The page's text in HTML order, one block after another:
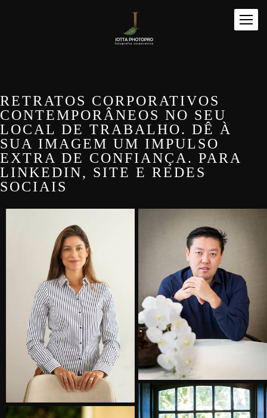
RETRATOS CORPORATIVOS
CONTEMPORÂNEOS NO SEU
LOCAL DE TRABALHO. DÊ À
SUA IMAGEM UM IMPULSO
EXTRA DE CONFIANÇA. PARA
LINKEDIN, SITE E REDES
SOCIAIS